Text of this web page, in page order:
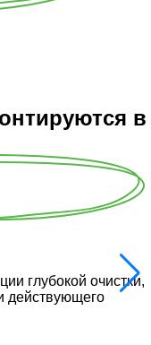
в
глубокой очистки,
действующего